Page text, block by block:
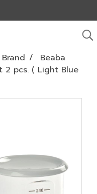
Brand
Beaba
2 pcs. ( Light Blue